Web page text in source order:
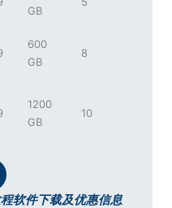
GB
600
GB
8
1200
GB
10
软件下载及优惠信息